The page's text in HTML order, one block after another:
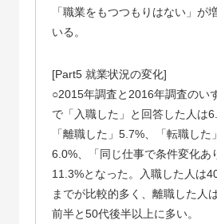
「職業をもつつもりはない」が
いる。
[Part5 就業状況の変化]
○2015年調査と2016年調査のい
で「入職した」と回答した人は
「離職した」5.7%、「転職した」
6.0%、「同じ仕事で条件変化あ
11.3%となった。入職した人は
までが比較的多く、離職した人
前半と50代後半以上に多い。